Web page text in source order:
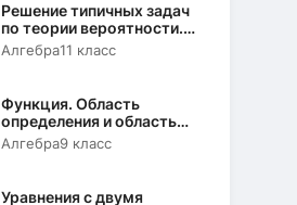
Решение типичных задач
по теории вероятности.
Задача 1
Алгебра11 класс
Функция. Область
определения и область
значений
Алгебра9 класс
Уравнения с двумя